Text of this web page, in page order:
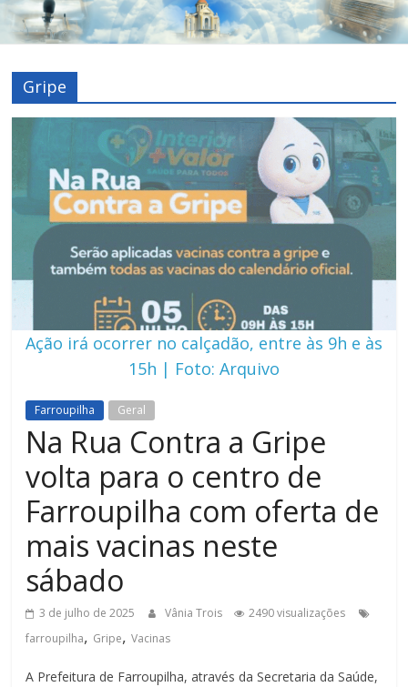
Gripe
Ação irá ocorrer no calçadão, entre às 9h e às
15h | Foto: Arquivo
Farroupilha Geral
Na Rua Contra a Gripe
volta para o centro de
Farroupilha com oferta de
mais vacinas neste
sábado
3 de julho de 2025 Vânia Trois
2490 visualizações
farroupilha, Gripe,Vacinas
A Prefeitura de Farroupilha, através da Secretaria da Saúde,